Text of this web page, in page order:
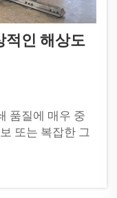
적인 해상도
품질에 매우 중
또는 복잡한 그
린터에 적합한